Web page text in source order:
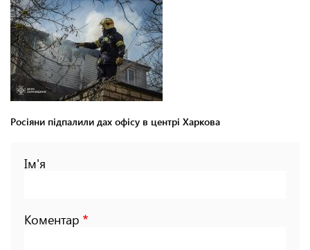
Росіяни підпалили дах офісу в центрі Харкова
Ім'я
Коментар